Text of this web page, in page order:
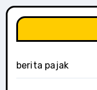
berita pajak